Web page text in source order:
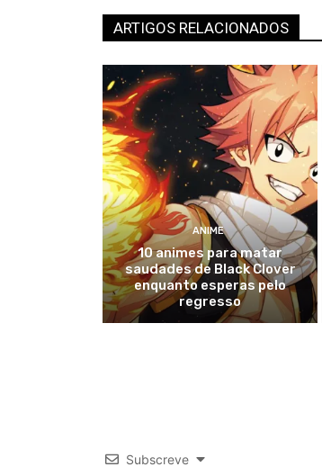
ARTIGOS RELACIONADOS
ANIME
10 animes para matar
saudades de Black Clover
enquanto esperas pelo
regresso
Subscreve